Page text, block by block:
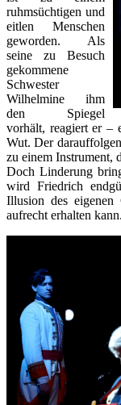
ruhmsüchtigen und
eitlen Menschen
geworden. Als
seine zu Besuch
gekommene
Schwester
Wilhelmine ihm
den Spiegel
vorhält, reagiert er –
Wut. Der
zu einem Instrument,
Doch Linderung
wird Friedrich
Illusion des eigenen
aufrecht erhalten kann.